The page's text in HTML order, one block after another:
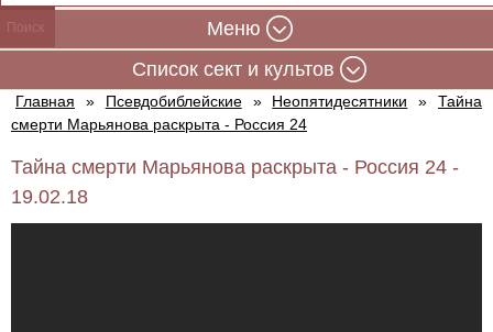
Меню
Cписок сект и культов
Главная » Псевдобиблейские » Неопятидесятники »
Тайна
смерти Марьянова раскрыта - Россия 24
Тайна смерти Марьянова раскрыта - Россия 24 -
19.02.18